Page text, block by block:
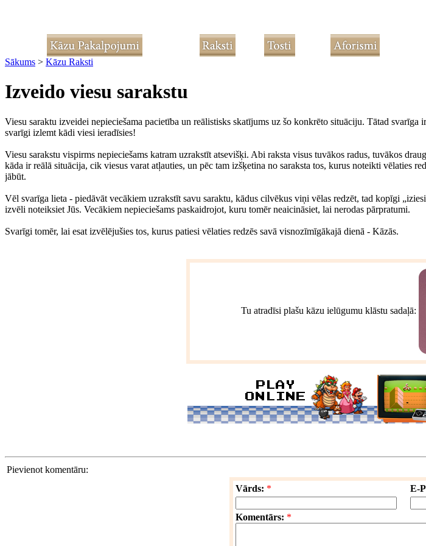
Sākums > Kāzu Raksti
Izveido viesu sarakstu
Viesu saraktu izveidei nepieciešama pacietība un reālistisks skatījums uz šo konkrēto situāciju. Tātad
svarīgi izlemt kādi viesi ieradīsies!
Viesu sarakstu vispirms nepieciešams katram uzrakstīt atsevišķi. Abi raksta visus tuvākos radus, tuvākos
kāda ir reālā situācija, cik viesus varat atļauties, un pēc tam izšķetina no saraksta tos, kurus noteikti vēlaties
jābūt.
Vēl svarīga lieta - piedāvāt vecākiem uzrakstīt savu saraktu, kādus cilvēkus viņi vēlas redzēt, tad kopīgi
izvēli noteiksiet Jūs. Vecākiem nepieciešams paskaidrojot, kuru tomēr neaicināsiet, lai nerodas pārpratumi.
Svarīgi tomēr, lai esat izvēlējušies tos, kurus patiesi vēlaties redzēs savā visnozīmīgākajā dienā - Kāzās.
Tu atradīsi plašu kāzu ielūgumu klāstu sadaļā:
Pievienot komentāru:
Vārds: * E-
Komentārs: *